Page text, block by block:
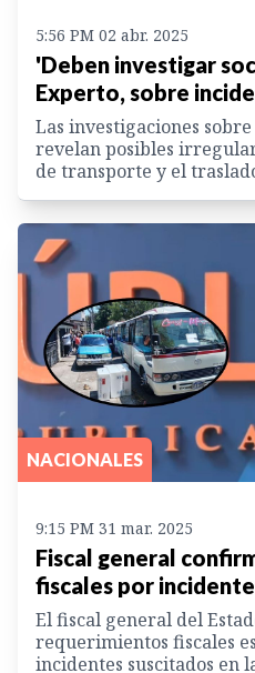
5:56 PM 02 abr. 2025
'Deben investigar
Experto, sobre
Las investigaciones
revelan posibles
de transporte y el
NACIONALES
9:15 PM 31 mar. 2025
Fiscal general
fiscales por
El fiscal general del
requerimientos fiscales
incidentes suscitados en